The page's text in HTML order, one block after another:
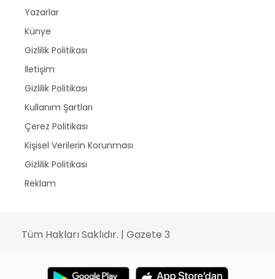
Yazarlar
Künye
Gizlilik Politikası
İletişim
Gizlilik Politikası
Kullanım Şartları
Çerez Politikası
Kişisel Verilerin Korunması
Gizlilik Politikası
Reklam
Tüm Hakları Saklıdır. | Gazete 3